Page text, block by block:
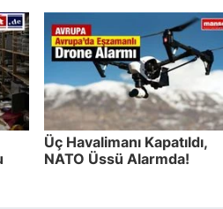
Üç Havalimanı Kapatıldı,
NATO Üssü Alarmda!